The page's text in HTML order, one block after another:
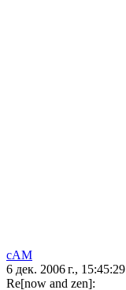
сАМ
6 дек. 2006 г., 15:45:29
Re[now and zen]: